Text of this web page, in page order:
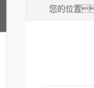
您的位置